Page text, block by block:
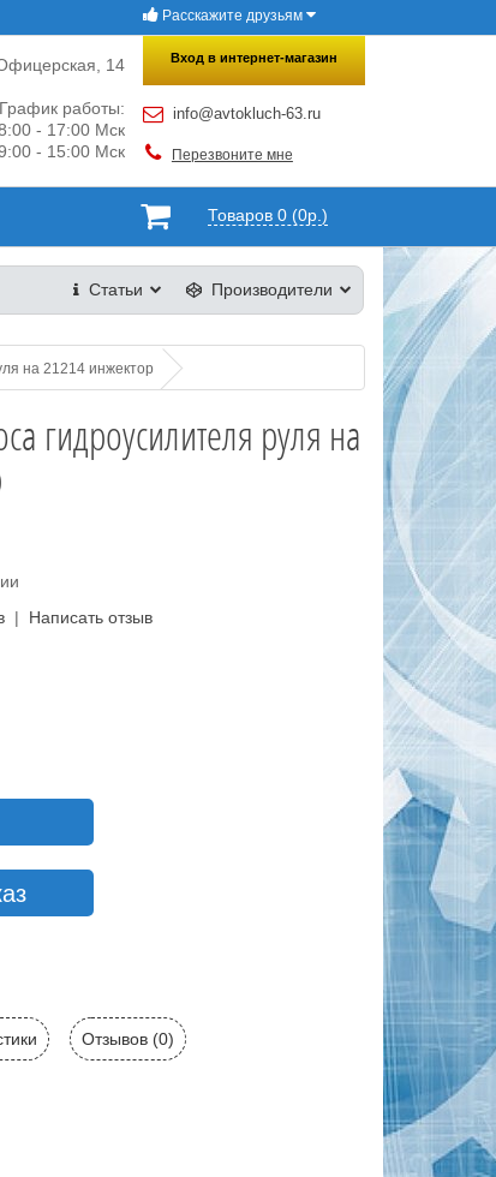
×
Расскажите друзьям
Вход в интернет-магазин
info@avtokluch-63.ru
Перезвоните мне
14
График работы:
- 17:00 Мск
- 15:00 Мск
Товаров 0 (0р.)
Производители
Статьи
на 21214 инжектор
гидроусилителя руля на
| Написать отзыв
Отзывов (0)